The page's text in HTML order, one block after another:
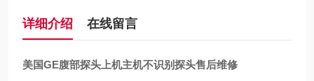
详细介绍 在线留言
美国GE腹部探头上机主机不识别探头售后维修